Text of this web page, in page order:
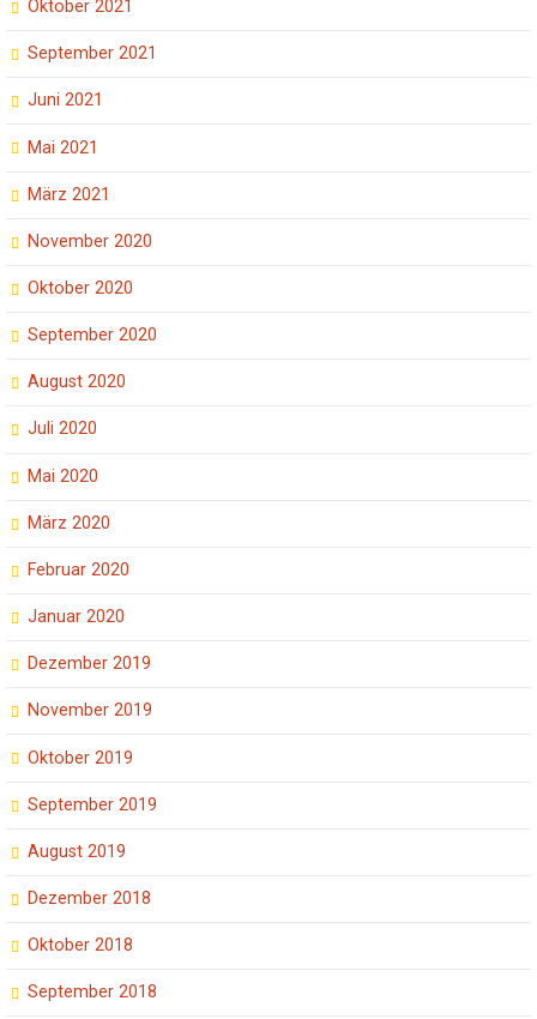
Oktober 2021
September 2021
Juni 2021
Mai 2021
März 2021
November 2020
Oktober 2020
September 2020
August 2020
Juli 2020
Mai 2020
März 2020
Februar 2020
Januar 2020
Dezember 2019
November 2019
Oktober 2019
September 2019
August 2019
Dezember 2018
Oktober 2018
September 2018